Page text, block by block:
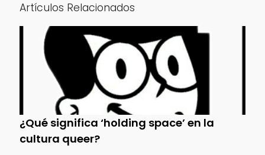
Artículos Relacionados
¿Qué significa ‘holding space’ en la
cultura queer?